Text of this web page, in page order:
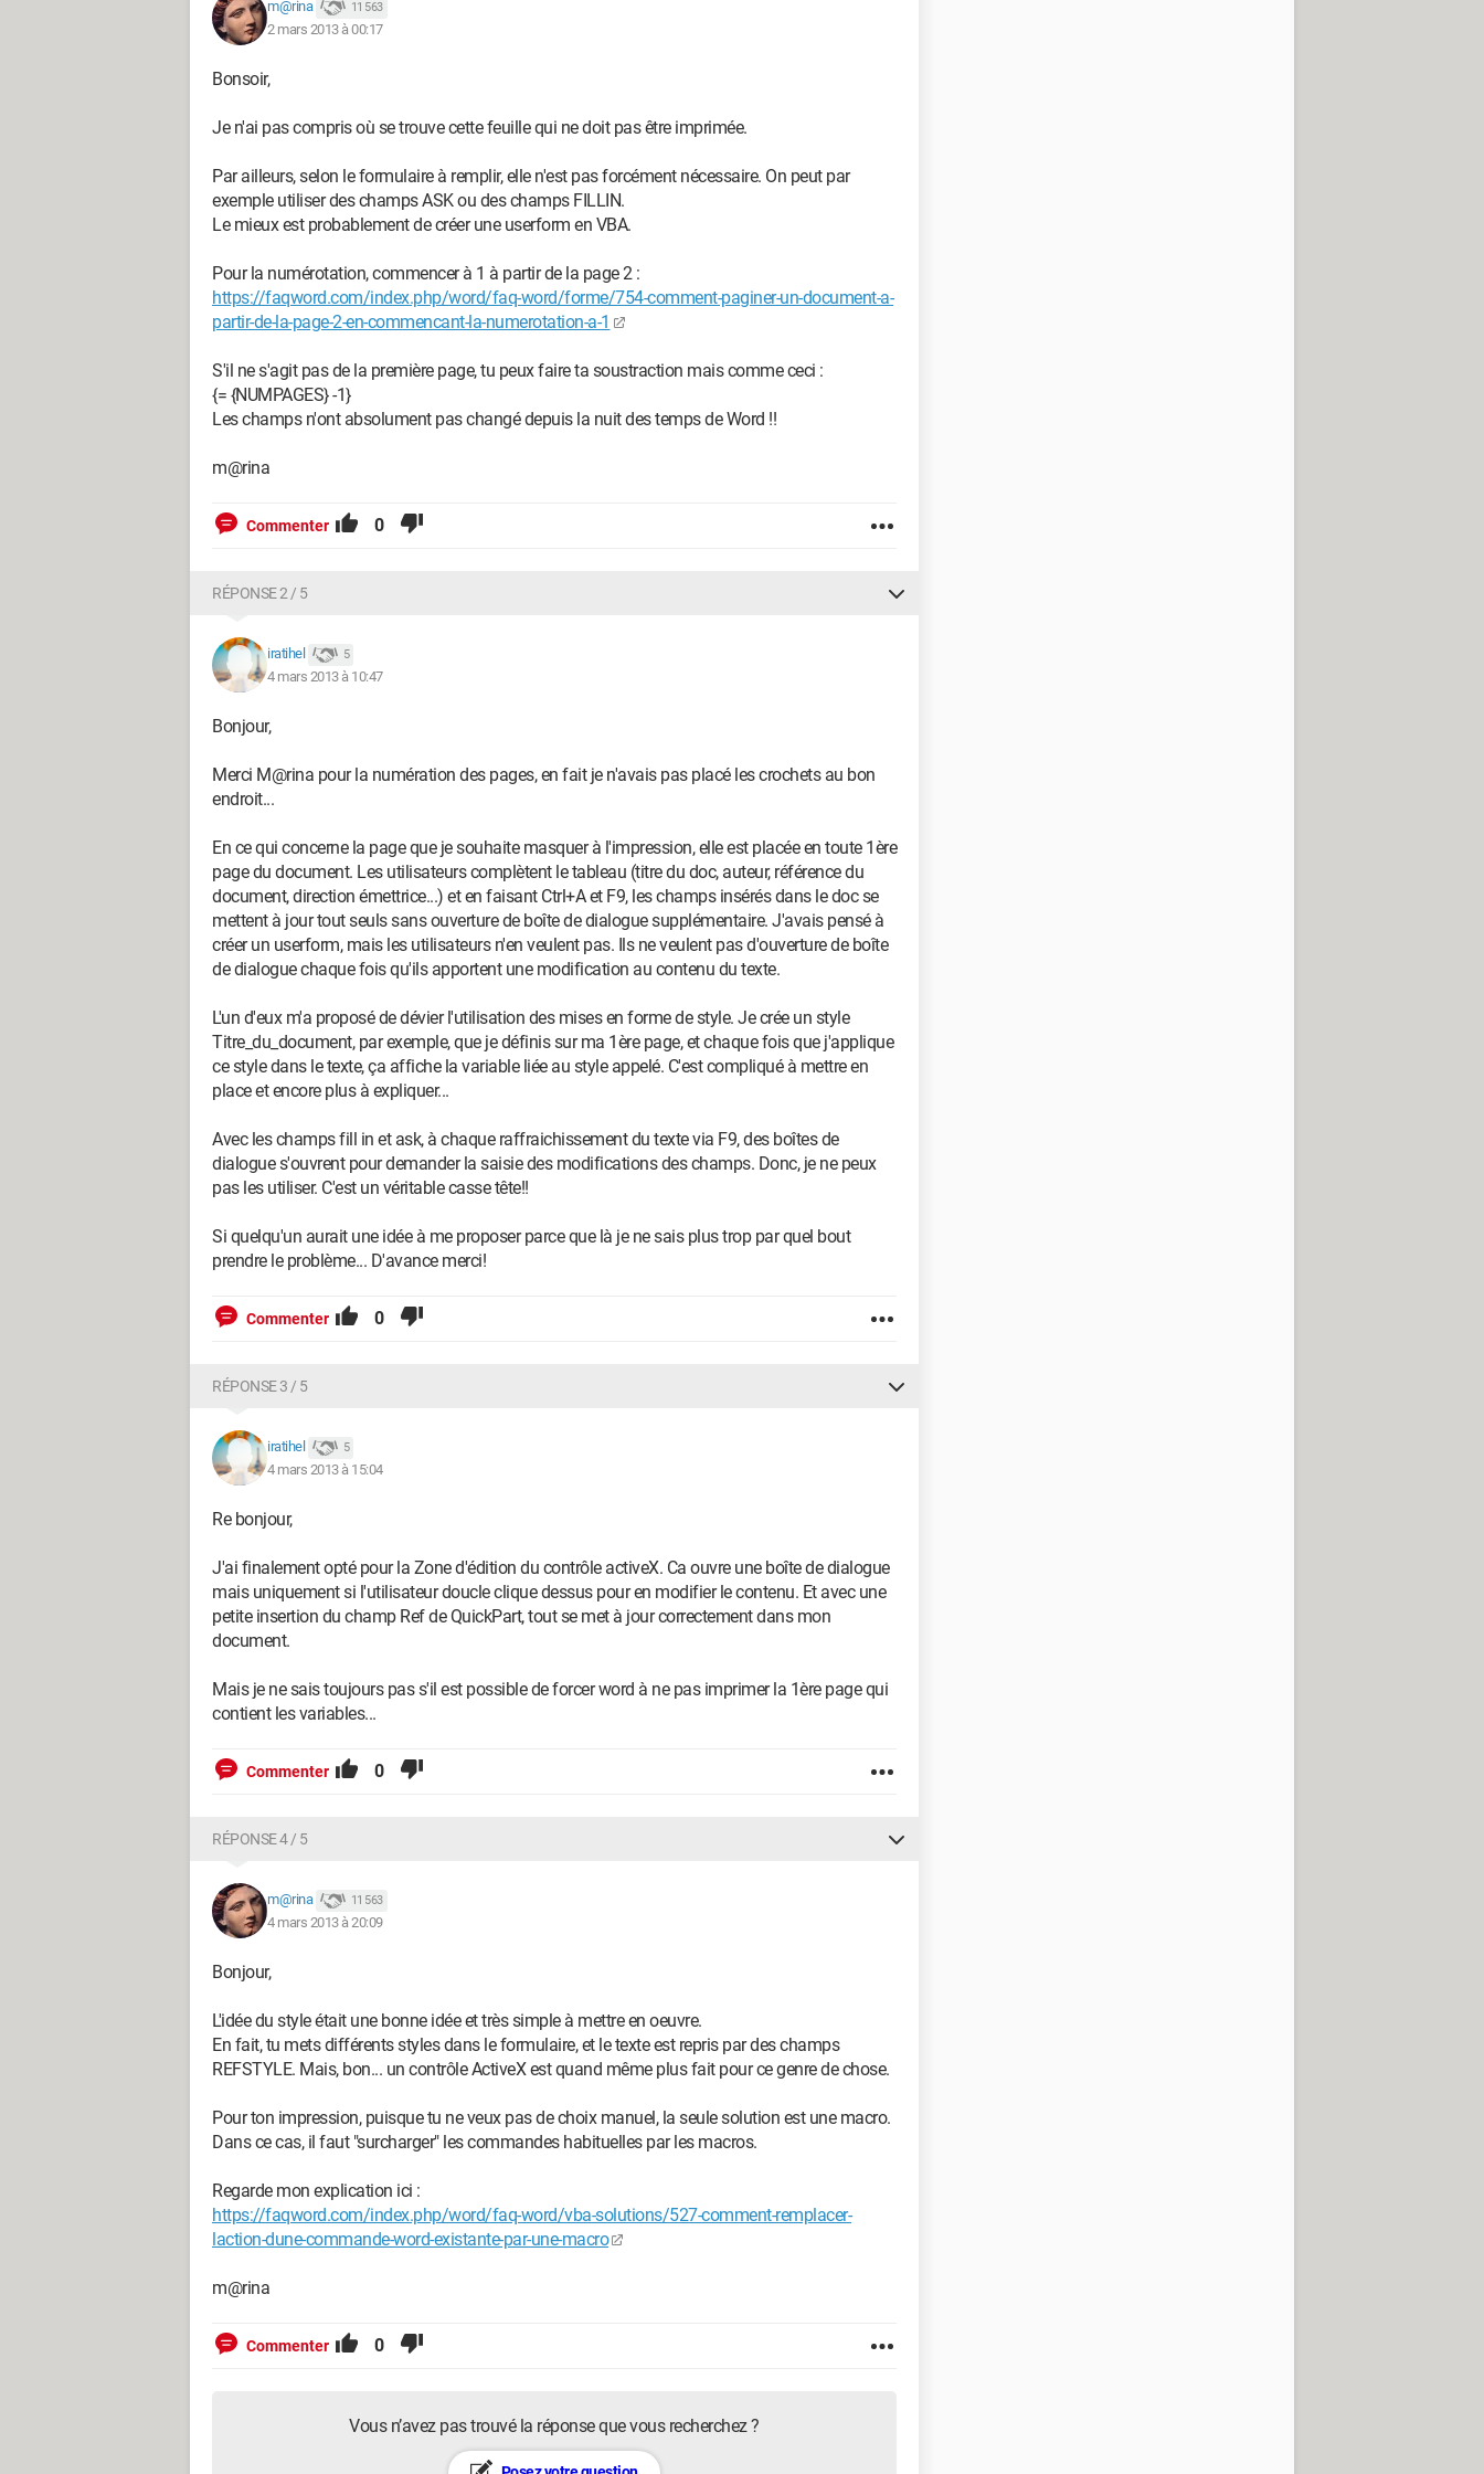
m@rina 11 563
2 mars 2013 à 00:17
Bonsoir,
Je n'ai pas compris où se trouve cette feuille qui ne doit pas être imprimée.
Par ailleurs, selon le formulaire à remplir, elle n'est pas forcément nécessaire. On peut par
exemple utiliser des champs ASK ou des champs FILLIN.
Le mieux est probablement de créer une userform en VBA.
Pour la numérotation, commencer à 1 à partir de la page 2 :
https://faqword.com/index.php/word/faq-word/forme/754-comment-paginer-un-document-a-
partir-de-la-page-2-en-commencant-la-numerotation-a-1
S'il ne s'agit pas de la première page, tu peux faire ta soustraction mais comme ceci :
{= {NUMPAGES} -1}
Les champs n'ont absolument pas changé depuis la nuit des temps de Word !!
m@rina
Commenter 0
RÉPONSE 2 / 5
iratihel 5
4 mars 2013 à 10:47
Bonjour,
Merci M@rina pour la numération des pages, en fait je n'avais pas placé les crochets au bon
endroit...
En ce qui concerne la page que je souhaite masquer à l'impression, elle est placée en toute 1ère
page du document. Les utilisateurs complètent le tableau (titre du doc, auteur, référence du
document, direction émettrice...) et en faisant Ctrl+A et F9, les champs insérés dans le doc se
mettent à jour tout seuls sans ouverture de boîte de dialogue supplémentaire. J'avais pensé à
créer un userform, mais les utilisateurs n'en veulent pas. Ils ne veulent pas d'ouverture de boîte
de dialogue chaque fois qu'ils apportent une modification au contenu du texte.
L'un d'eux m'a proposé de dévier l'utilisation des mises en forme de style. Je crée un style
Titre_du_document, par exemple, que je définis sur ma 1ère page, et chaque fois que j'applique
ce style dans le texte, ça affiche la variable liée au style appelé. C'est compliqué à mettre en
place et encore plus à expliquer...
Avec les champs fill in et ask, à chaque raffraichissement du texte via F9, des boîtes de
dialogue s'ouvrent pour demander la saisie des modifications des champs. Donc, je ne peux
pas les utiliser. C'est un véritable casse tête!!
Si quelqu'un aurait une idée à me proposer parce que là je ne sais plus trop par quel bout
prendre le problème... D'avance merci!
Commenter 0
RÉPONSE 3 / 5
iratihel 5
4 mars 2013 à 15:04
Re bonjour,
J'ai finalement opté pour la Zone d'édition du contrôle activeX. Ca ouvre une boîte de dialogue
mais uniquement si l'utilisateur doucle clique dessus pour en modifier le contenu. Et avec une
petite insertion du champ Ref de QuickPart, tout se met à jour correctement dans mon
document.
Mais je ne sais toujours pas s'il est possible de forcer word à ne pas imprimer la 1ère page qui
contient les variables...
Commenter 0
RÉPONSE 4 / 5
m@rina 11 563
4 mars 2013 à 20:09
Bonjour,
L'idée du style était une bonne idée et très simple à mettre en oeuvre.
En fait, tu mets différents styles dans le formulaire, et le texte est repris par des champs
REFSTYLE. Mais, bon... un contrôle ActiveX est quand même plus fait pour ce genre de chose.
Pour ton impression, puisque tu ne veux pas de choix manuel, la seule solution est une macro.
Dans ce cas, il faut "surcharger" les commandes habituelles par les macros.
Regarde mon explication ici :
https://faqword.com/index.php/word/faq-word/vba-solutions/527-comment-remplacer-
laction-dune-commande-word-existante-par-une-macro
m@rina
Commenter 0
Vous n’avez pas trouvé la réponse que vous recherchez ?